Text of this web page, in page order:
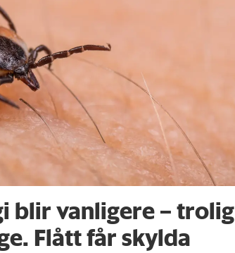
blir vanligere – trolig
Flått får skylda